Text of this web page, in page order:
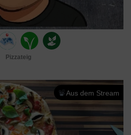
Pizzateig
Aus dem Stream